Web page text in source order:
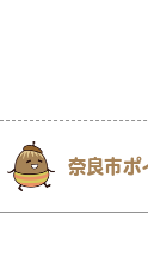
奈良市ポ